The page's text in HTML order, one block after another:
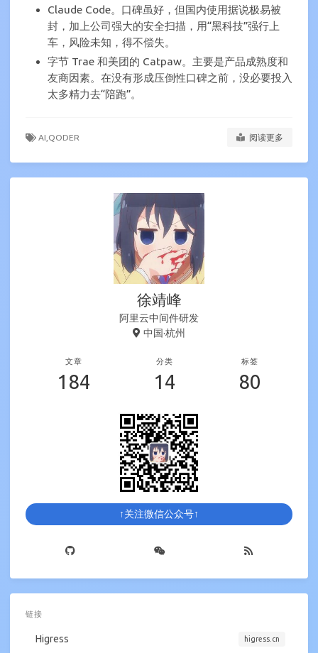
Claude Code。口碑虽好，但国内使用据说极易被
封，加上公司强大的安全扫描，用“黑科技”强行上
车，风险未知，得不偿失。
字节 Trae 和美团的 Catpaw。主要是产品成熟度和
友商因素。在没有形成压倒性口碑之前，没必要投入
太多精力去“陪跑”。
AI, QODER 阅读更多
徐靖峰
阿里云中间件研发
中国·杭州
文章
184
分类
14
标签
80
↑关注微信公众号↑
链接
Higress higress.cn